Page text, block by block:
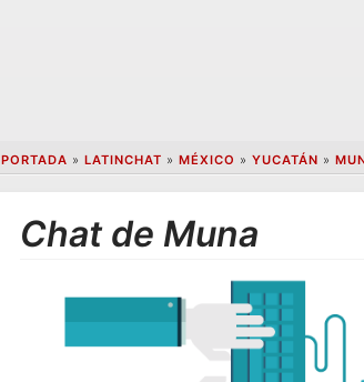
PORTADA » LATINCHAT » MÉXICO » YUCATÁN »
Chat de Muna